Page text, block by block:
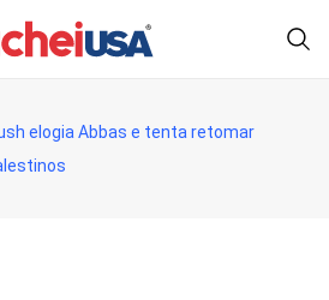
elogia Abbas e tenta retomar